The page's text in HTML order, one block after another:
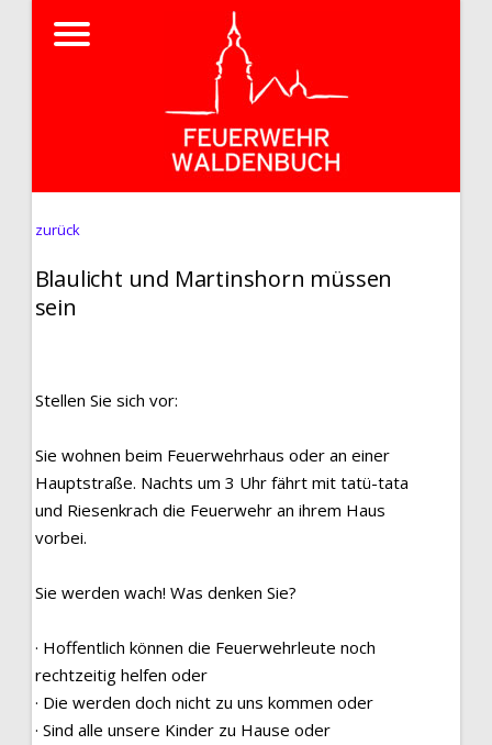
zurück
Blaulicht und Martinshorn müssen
sein
Stellen Sie sich vor:
Sie wohnen beim Feuerwehrhaus oder an einer
Hauptstraße. Nachts um 3 Uhr fährt mit tatü-tata
und Riesenkrach die Feuerwehr an ihrem Haus
vorbei.
Sie werden wach! Was denken Sie?
· Hoffentlich können die Feuerwehrleute noch
rechtzeitig helfen oder
· Die werden doch nicht zu uns kommen oder
· Sind alle unsere Kinder zu Hause oder